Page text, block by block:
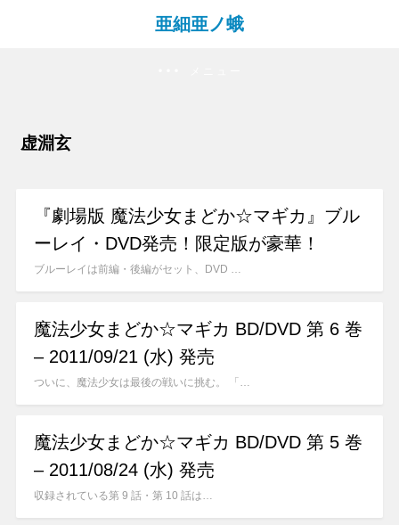
亜細亜ノ蛾
虚淵玄
『劇場版 魔法少女まどか☆マギカ』ブル
ーレイ・DVD発売！限定版が豪華！
ブルーレイは前編・後編がセット、DVD …
魔法少女まどか☆マギカ BD/DVD 第 6 巻
– 2011/09/21 (水) 発売
ついに、魔法少女は最後の戦いに挑む。 「…
魔法少女まどか☆マギカ BD/DVD 第 5 巻
– 2011/08/24 (水) 発売
収録されている第 9 話・第 10 話は…